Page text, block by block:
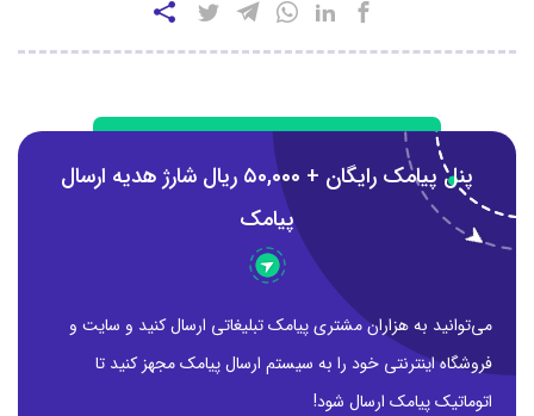
پنل پیامک رایگان + ۵0,000 ریال شارژ هدیه ارسال
پیامک
می‌توانید به هزاران مشتری پیامک تبلیغاتی ارسال کنید و سایت و
فروشگاه اینترنتی خود را به سیستم ارسال پیامک مجهز کنید تا
اتوماتیک پیامک ارسال شود!